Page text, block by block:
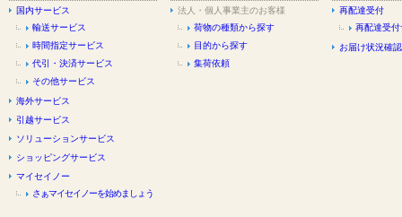
国内サービス
輸送サービス
時間指定サービス
代引・決済サービス
その他サービス
海外サービス
引越サービス
ソリューションサービス
ショッピングサービス
マイセイノー
さぁマイセイノーを始めましょう
法人・個人事業主のお客様
荷物の種類から探す
目的から探す
集荷依頼
再配達受付
再配達受
お届け状況確認